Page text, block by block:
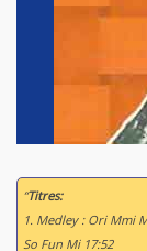
“Titres:
1. Medley : Ori Mmi
So Fun Mi 17:52